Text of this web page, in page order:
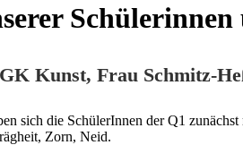
GK Kunst, Frau Schmitz-
sich die SchülerInnen der Q1
Zorn, Neid.